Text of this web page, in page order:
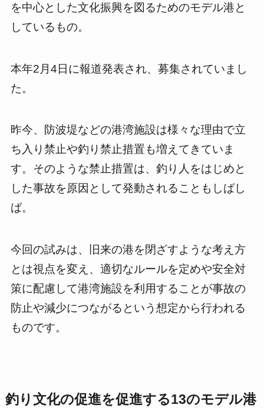
を中心とした文化振興を図るためのモデル港と
しているもの。
本年2月4日に報道発表され、募集されていまし
た。
昨今、防波堤などの港湾施設は様々な理由で立
ち入り禁止や釣り禁止措置も増えてきていま
す。そのような禁止措置は、釣り人をはじめと
した事故を原因として発動されることもしばし
ば。
今回の試みは、旧来の港を閉ざすような考え方
とは視点を変え、適切なルールを定めや安全対
策に配慮して港湾施設を利用することが事故の
防止や減少につながるという想定から行われる
ものです。
釣り文化の促進を促進する13のモデル港